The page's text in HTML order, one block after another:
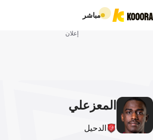
مباشر
إعلان
المعز علي
الدحيل